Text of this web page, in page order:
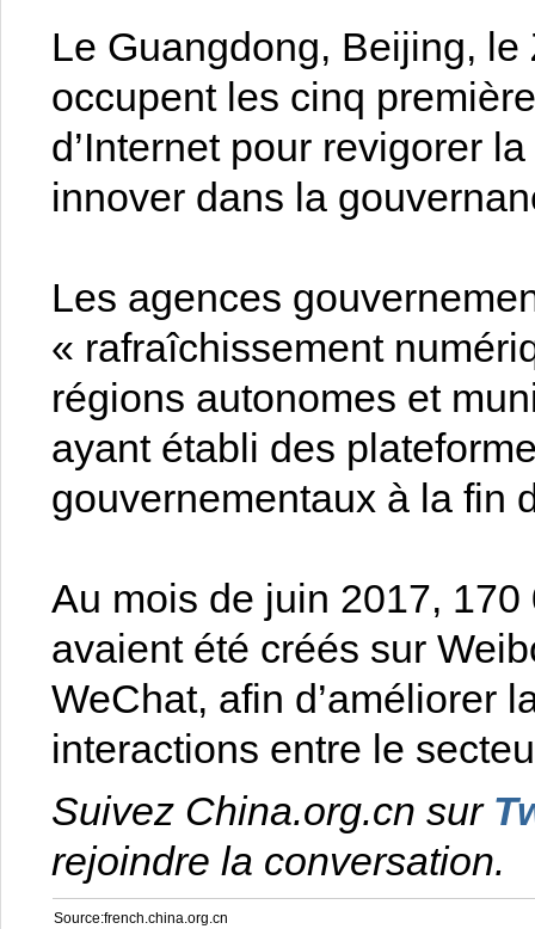
Le Guangdong, Beijing,
occupent les cinq
d’Internet pour revigorer
innover dans la
Les agences
« rafraîchissement
régions autonomes et
ayant établi des
gouvernementaux à la fin
Au mois de juin 2017,
avaient été créés sur
WeChat, afin d’améliorer
interactions entre le
Suivez China.org.cn sur
rejoindre la conversation.
Source:french.china.org.cn